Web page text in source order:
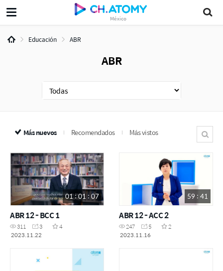
México
Educación ABR
ABR
Más nuevos Recomendados Más vistos
01 : 01 : 07
ABR 12 - BCC 1
311 3
4
2023.11.22
59 : 41
ABR 12 - ACC 2
247 5
2
2023.11.16